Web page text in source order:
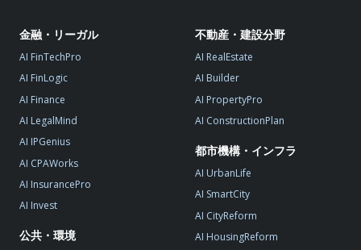
金融・リーガル
AI FinTechPro
AI FinLogic
AI Finance
AI LegalMind
AI IPGenius
AI CPAWorks
AI InsurancePro
AI Invest
公共・環境
不動産・建設分野
AI RealEstate
AI Builder
AI PropertyPro
AI ConstructionPlan
都市機構・インフラ
AI UrbanLife
AI SmartCity
AI CityReform
AI HousingReform